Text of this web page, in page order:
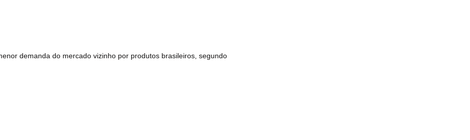
demanda do mercado vizinho por produtos brasileiros, segundo